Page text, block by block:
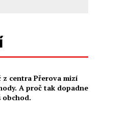
z centra Přerova mizí
A proč tak dopadne
obchod.